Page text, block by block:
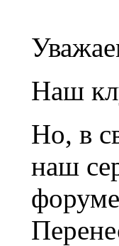
Наш
Но, в
наш